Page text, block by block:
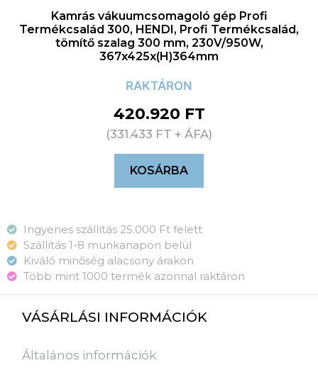
Kamrás vákuumcsomagoló gép Profi
Termékcsalád 300, HENDI, Profi Termékcsalád,
tömítő szalag 300 mm, 230V/950W,
367x425x(H)364mm
RAKTÁRON
420.920 FT
(331.433 FT + ÁFA)
KOSÁRBA
Ingyenes szállítás 25.000 Ft felett
Szállítás 1-8 munkanapon belül
Kiváló minőség alacsony árakon
Több mint 1000 termék azonnal raktáron
VÁSÁRLÁSI INFORMÁCIÓK
Általános információk